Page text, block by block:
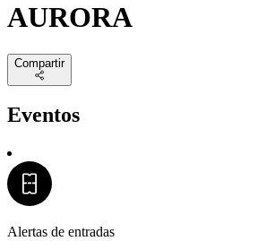
AURORA
Compartir
Eventos
Alertas de entradas